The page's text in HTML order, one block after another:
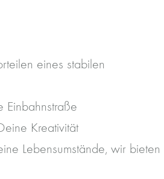
eines stabilen
Einbahnstraße
Kreativität
Lebensumstände, wir bieten